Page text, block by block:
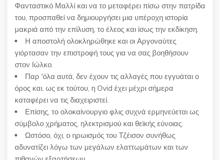
Φανταστικό Μαλλί και να το μεταφέρει πίσω στην πατρίδα
του, προσπαθεί να δημιουργήσει μια υπέροχη ιστορία
μακριά από την επίλυση, το έλεος και ίσως την εκδίκηση.
Η αποστολή ολοκληρώθηκε και οι Αργοναύτες
γιόρτασαν την επιστροφή τους για να σας βοηθήσουν
στον Ιώλκο.
Παρ 'όλα αυτά, δεν έχουν τις αλλαγές που εγγυάται ο
όρος και, ως εκ τούτου, η Ovid έχει μέχρι σήμερα
καταφέρει να τις διαχειριστεί.
Επίσης, το ολοκαίνουργιο φλις συχνά ερμηνεύεται ως
σύμβολο χρήματος, ηλεκτρισμού και θεϊκής εύνοιας.
Ωστόσο, όχι, ο ηρωισμός του Τζέισον συνήθως
αδυνατίζει λόγω των μεγάλων ελαττωμάτων και των